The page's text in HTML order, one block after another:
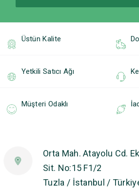
Üstün Kalite
Yetkili Satıcı Ağı
Müşteri Odaklı
Orta Mah. Atayolu Cd.
Sit. No:15 F1/2
Tuzla / İstanbul /